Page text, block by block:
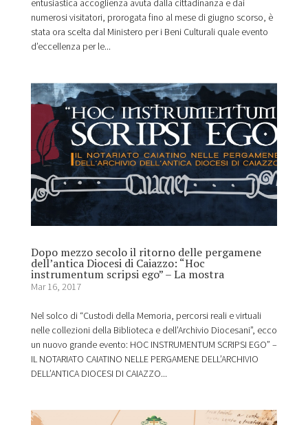
entusiastica accoglienza avuta dalla cittadinanza e dai
numerosi visitatori, prorogata fino al mese di giugno scorso, è
stata ora scelta dal Ministero per i Beni Culturali quale evento
d’eccellenza per le...
Dopo mezzo secolo il ritorno delle pergamene
dell’antica Diocesi di Caiazzo: “Hoc
instrumentum scripsi ego” – La mostra
Mar 16, 2017
Nel solco di “Custodi della Memoria, percorsi reali e virtuali
nelle collezioni della Biblioteca e dell’Archivio Diocesani”, ecco
un nuovo grande evento: HOC INSTRUMENTUM SCRIPSI EGO” –
IL NOTARIATO CAIATINO NELLE PERGAMENE DELL’ARCHIVIO
DELL’ANTICA DIOCESI DI CAIAZZO...